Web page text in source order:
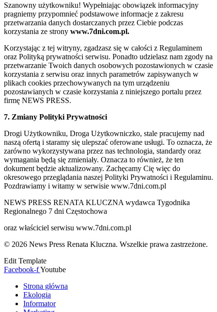
Szanowny użytkowniku! Wypełniając obowiązek informacyjny
pragniemy przypomnieć podstawowe informacje z zakresu
przetwarzania danych dostarczanych przez Ciebie podczas
korzystania ze strony www.7dni.com.pl.
Korzystając z tej witryny, zgadzasz się w całości z Regulaminem
oraz Polityką prywatności serwisu. Ponadto udzielasz nam zgody na
przetwarzanie Twoich danych osobowych pozostawionych w czasie
korzystania z serwisu oraz innych parametrów zapisywanych w
plikach cookies przechowywanych na tym urządzeniu
pozostawianych w czasie korzystania z niniejszego portalu przez
firmę NEWS PRESS.
7. Zmiany Polityki Prywatności
Drogi Użytkowniku, Droga Użytkowniczko, stale pracujemy nad
naszą ofertą i staramy się ulepszać oferowane usługi. To oznacza, że
zarówno wykorzystywana przez nas technologia, standardy oraz
wymagania będą się zmieniały. Oznacza to również, że ten
dokument będzie aktualizowany. Zachęcamy Cię więc do
okresowego przeglądania naszej Polityki Prywatności i Regulaminu.
Pozdrawiamy i witamy w serwisie www.7dni.com.pl
NEWS PRESS RENATA KLUCZNA wydawca Tygodnika
Regionalnego 7 dni Częstochowa
oraz właściciel serwisu www.7dni.com.pl
© 2026 News Press Renata Kluczna. Wszelkie prawa zastrzeżone.
Edit Template
Facebook-fYoutube
Strona główna
Ekologia
Informator